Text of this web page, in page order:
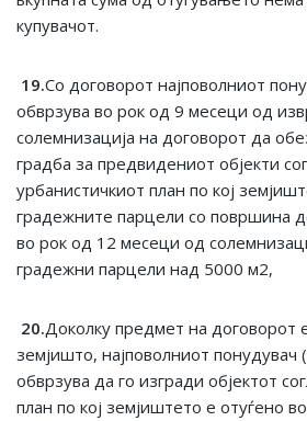
купувачот.
19.Со договорот најповолниот
обврзува во рок од 9 месеци од
солемнизација на договорот да
градба за предвидениот објекти
урбанистичкиот план по кој
градежните парцели со површина
во рок од 12 месеци од
градежни парцели над 5000 м2,
20.Доколку предмет на договорот
земјишто, најповолниот понудувач
обврзува да го изгради објектот
план по кој земјиштето е отуѓено